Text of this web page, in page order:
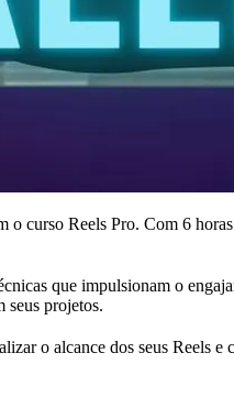
curso Reels Pro. Com 6
que impulsionam o
seus projetos.
o alcance dos seus Reels